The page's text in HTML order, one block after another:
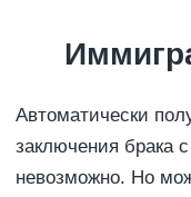
Автоматически
заключения брака
невозможно. Но